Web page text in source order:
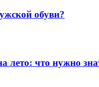
обуви?
лето: что нужно